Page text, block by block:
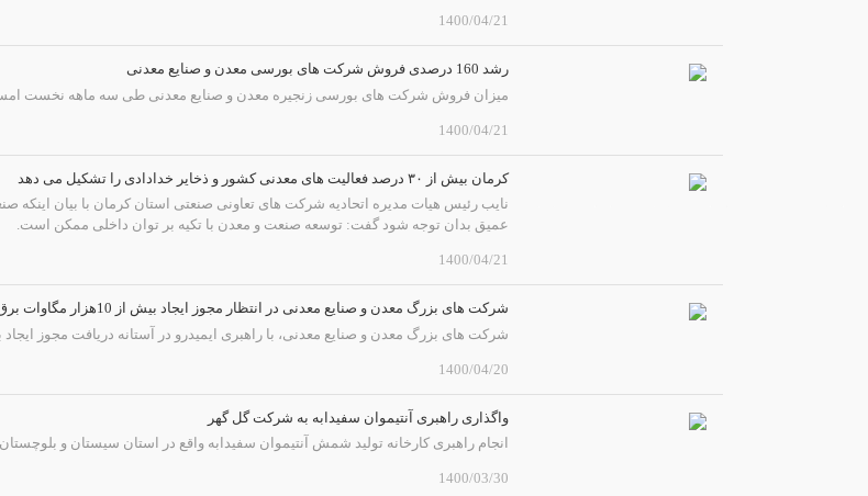
1400/04/21
رشد 160 درصدی فروش شرکت های بورسی معدن و صنایع معدنی
میزان فروش شرکت های بورسی زنجیره معدن و صنایع معدنی طی سه ماهه نخست امسال، 160 درصد رشد
1400/04/21
کرمان بیش از ۳۰ درصد فعالیت های معدنی کشور و ذخایر خدادادی را تشکیل می دهد
نایب رئیس هیات مدیره اتحادیه شرکت های تعاونی صنعتی استان کرمان با بیان
عمیق بدان توجه شود گفت: توسعه صنعت و معدن با تکیه بر توان داخلی ممکن است.
1400/04/21
شرکت های بزرگ معدن و صنایع معدنی در انتظار مجوز ایجاد بیش از 10هزار مگاوات برق
شرکت های بزرگ معدن و صنایع معدنی، با راهبری ایمیدرو در آستانه دریافت مجوز ایجاد بیش از 10هزار مگاوات ظرفیت تولید
1400/04/20
واگذاری راهبری آنتیموان سفیدابه به شرکت گل گهر
انجام راهبری کارخانه تولید شمش آنتیموان سفیدابه واقع در استان سیستان و
1400/03/30